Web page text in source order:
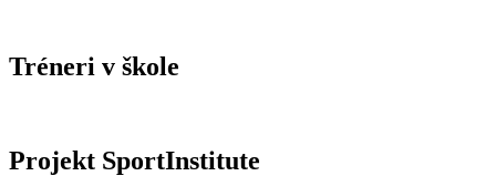
Tréneri v škole
Projekt SportInstitute